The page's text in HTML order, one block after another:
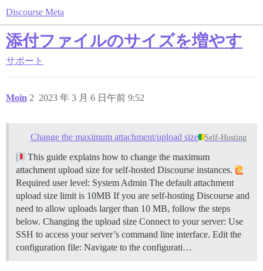
Discourse Meta
添付ファイルのサイズを増やす
サポート
Moin 2023 年 3 月 6 日午前 9:52
2
Change the maximum attachment/upload size Self-Hosting
This guide explains how to change the maximum
attachment upload size for self-hosted Discourse instances.
Required user level: System Admin The default attachment
upload size limit is 10MB If you are self-hosting Discourse and
need to allow uploads larger than 10 MB, follow the steps
below. Changing the upload size Connect to your server: Use
SSH to access your server’s command line interface. Edit the
configuration file: Navigate to the configurati…